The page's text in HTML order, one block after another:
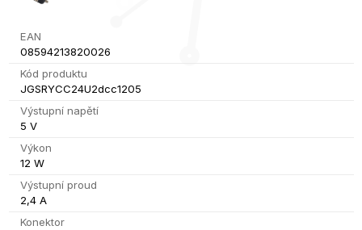
EAN
08594213820026
Kód produktu
JGSRYCC24U2dcc1205
Výstupní napětí
5 V
Výkon
12 W
Výstupní proud
2,4 A
Konektor